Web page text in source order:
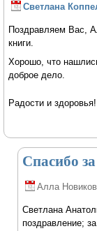
Светлана
Поздравляем Вас,
книги.
Хорошо, что
доброе дело.
Радости и здоровья!
Спасибо
Алла
Светлана
поздравление;